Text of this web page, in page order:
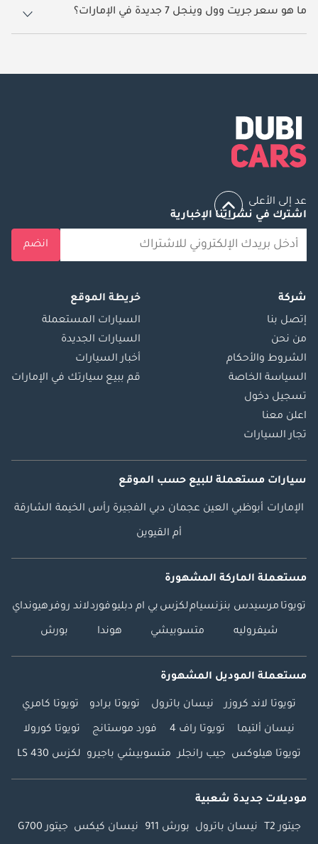
ما هو سعر جريت وول وينجل 7 جديدة في الإمارات؟
يبدأ سعر سيارة جريت وول وينجل 7 جديدة في الإمارات 45,000.
عد إلى الأعلى
اشترك في نشراتنا الإخبارية
انضم
شركة
إتصل بنا
من نحن
الشروط والأحكام
السياسة الخاصة
تسجيل دخول
اعلن معنا
تجار السيارات
خريطة الموقع
السيارات المستعملة
السيارات الجديدة
أخبار السيارات
قم ببيع سيارتك في الإمارات
سيارات مستعملة للبيع حسب الموقع
الإمارات أبوظبي العين عجمان دبي الفجيرة رأس الخيمة الشارقة
أم القيوين
مستعملة الماركة المشهورة
تويوتا مرسيدس بنزنسياملكزس بي ام دبليوفوردلاند روفرهيونداي
شيفروليه متسوبيشي هوندا بورش
مستعملة الموديل المشهورة
تويوتا لاند كروزر نيسان باترول تويوتا برادو تويوتا كامري
نيسان ألتيما تويوتا راف 4 فورد موستانج تويوتا كورولا
تويوتا هيلوكس جيب رانجلر متسوبيشي باجيرو لكزس LS 430
موديلات جديدة شعبية
جيتور T2 نيسان باترول بورش 911 نيسان كيكس جيتور G700